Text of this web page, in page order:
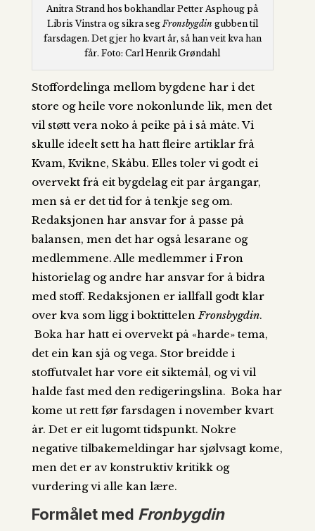
Anitra Strand hos bokhandlar Petter Asphoug på
Libris Vinstra og sikra segFronsbygdin gubben til
farsdagen. Det gjer ho kvart år, så han veit kva han
får. Foto: Carl Henrik Grøndahl
Stoffordelinga mellom bygdene har i det
store og heile vore nokonlunde lik, men det
vil støtt vera noko å peike på i så måte. Vi
skulle ideelt sett ha hatt fleire artiklar frå
Kvam, Kvikne, Skåbu. Elles toler vi godt ei
overvekt frå eit bygdelag eit par årgangar,
men så er det tid for å tenkje seg om.
Redaksjonen har ansvar for å passe på
balansen, men det har også lesarane og
medlemmene. Alle medlemmer i Fron
historielag og andre har ansvar for å bidra
med stoff. Redaksjonen er iallfall godt klar
over kva som ligg i boktittelenFronsbygdin.
Boka har hatt ei overvekt på «harde» tema,
det ein kan sjå og vega. Stor breidde i
stoffutvalet har vore eit siktemål, og vi vil
halde fast med den redigeringslina. Boka har
kome ut rett før farsdagen i november kvart
år. Det er eit lugomt tidspunkt. Nokre
negative tilbakemeldingar har sjølvsagt kome,
men det er av konstruktiv kritikk og
vurdering vi alle kan lære.
Formålet med Fronbygdin